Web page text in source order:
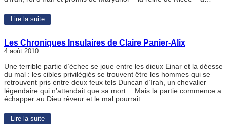
Lire la suite
Les Chroniques Insulaires de Claire Panier-Alix
4 août 2010
Une terrible partie d’échec se joue entre les dieux Einar et la déesse
du mal : les cibles privilégiés se trouvent être les hommes qui se
retrouvent pris entre deux feux tels Duncan d’Irah, un chevalier
légendaire qui n’attendait que sa mort… Mais la partie commence a
échapper au Dieu rêveur et le mal pourrait…
Lire la suite